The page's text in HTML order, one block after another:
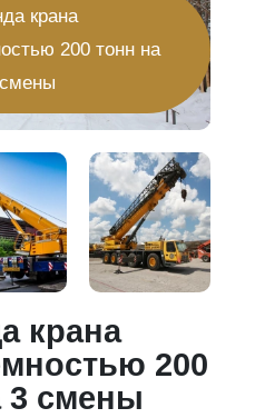
крана
200 тонн на
крана
200
3 смены